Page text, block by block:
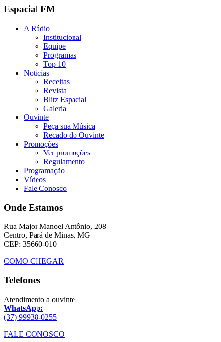
Espacial FM
A Rádio
Institucional
Equipe
Programas
Top 10
Notícias
Receitas
Revista
Blitz Espacial
Galeria
Ouvinte
Peça sua Música
Recado do Ouvinte
Promoções
Ver promoções
Regulamento
Programação
Vídeos
Fale Conosco
Onde Estamos
Rua Major Manoel Antônio, 208
Centro, Pará de Minas, MG
CEP: 35660-010
COMO CHEGAR
Telefones
Atendimento a ouvinte
WhatsApp:
(37) 99938-0255
FALE CONOSCO